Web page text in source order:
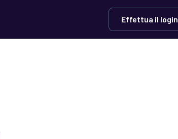
Effettua il login